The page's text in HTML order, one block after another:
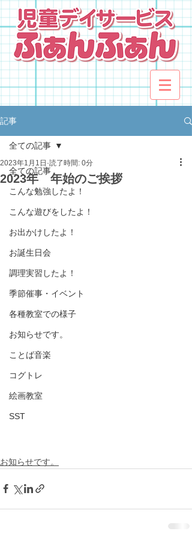
記事
全ての記事
こんな勉強したよ！
こんな遊びをしたよ！
お出かけしたよ！
お誕生日会
調理実習したよ！
季節催事・イベント
各種教室での様子
お知らせです。
ことば音楽
コグトレ
絵画教室
SST
全ての記事
2023年 年始のご挨拶
2023年1月1日 読了時間: 0分
お知らせです。